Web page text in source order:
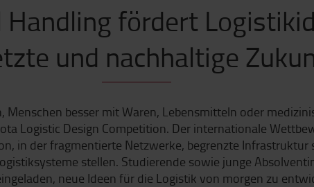
fördert
und nachhaltige
besser mit Waren, Lebensmitteln oder
Logistic Design Competition. Der internationale
in der fragmentierte Netzwerke, begrenzte Infrastruktur
stellen. Studierende sowie junge
neue Ideen für die Logistik von morgen zu